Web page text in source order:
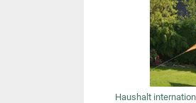
Haushalt